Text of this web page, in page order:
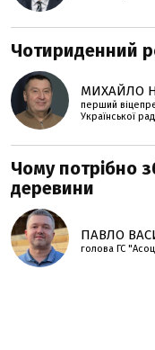
Чотириденний
МИХАЙЛО
перший
Української
Чому потрібно
деревини
ПАВЛО
голова ГС